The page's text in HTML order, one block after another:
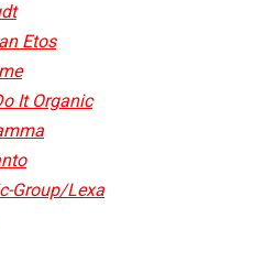
Etos​
It Organic​
Group/Lexa